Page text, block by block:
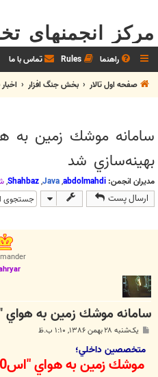
مرکز انجمنهای
راهنما Rules تماس با ما
صفحه اول تالار
بخش جنگ افزار
بهينه‌سازي شد
مدیران انجمن: abdolmahdi
,
Java
,
Shahbaz
,
ارسال پست
سامانه موشك زمين به هواي "اس200"
ت
یک‌شنبه ۲۸ بهمن ۱۳۸۶, ۱:۱۰ ب.ظ
متخصصين داخلي؛
موشك زمين به هواي "اس200" بهينه‌سازي شد